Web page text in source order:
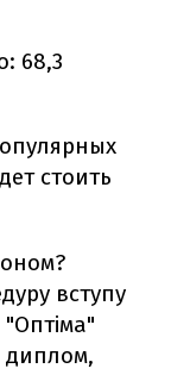
68,3
стоить
вступу
диплом,